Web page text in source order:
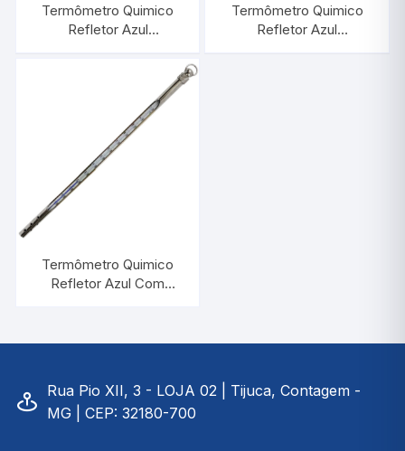
Termômetro Quimico
Refletor Azul
Termômetro Quimico
Refletor Azul
Termômetro Quimico
Refletor Azul Com
INCOTERM 5026
Rua Pio XII, 3 - LOJA 02 | Tijuca, Contagem -
MG | CEP: 32180-700